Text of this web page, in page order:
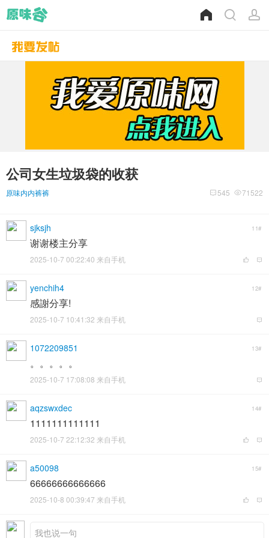
公司女生垃圾袋的收获
原味内内裤裤 71522
545
sjksjh 11#
谢谢楼主分享
2025-10-7 00:22:40 来自手机
yenchih4 12#
感謝分享!
2025-10-7 10:41:32 来自手机
1072209851 13#
。。。。。
2025-10-7 17:08:08 来自手机
aqzswxdec 14#
1111111111111
2025-10-7 22:12:32 来自手机
a50098 15#
66666666666666
2025-10-8 00:39:47 来自手机